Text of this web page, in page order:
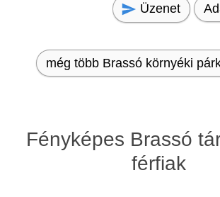
Üzenet
még több Brassó környéki
Fényképes Brassó
férfiak